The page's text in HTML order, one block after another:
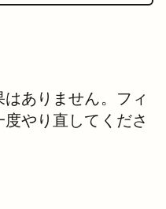
ありません。フィ
やり直してくださ